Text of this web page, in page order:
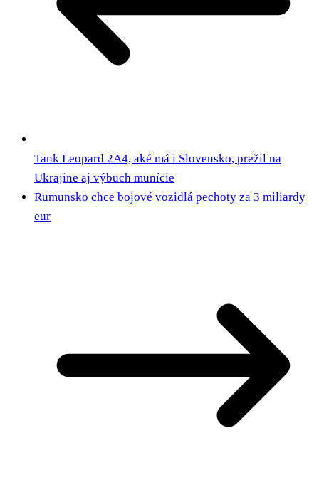
Tank Leopard 2A4, aké má i Slovensko, prežil na
Ukrajine aj výbuch munície
Rumunsko chce bojové vozidlá pechoty za 3 miliardy
eur